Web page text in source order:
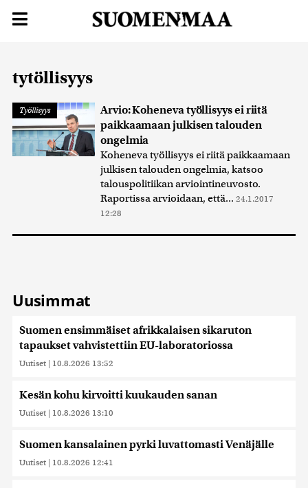
tytöllisyys
Työllisyys
Arvio: Koheneva työllisyys ei riitä
paikkaamaan julkisen talouden
ongelmia
Koheneva työllisyys ei riitä paikkaamaan
julkisen talouden ongelmia, katsoo
talouspolitiikan arviointineuvosto.
Raportissa arvioidaan, että... 24.1.2017
12:28
Uusimmat
Suomen ensimmäiset afrikkalaisen sikaruton
tapaukset vahvistettiin EU-laboratoriossa
Uutiset | 10.8.2026 13:52
Kesän kohu kirvoitti kuukauden sanan
Uutiset | 10.8.2026 13:10
Suomen kansalainen pyrki luvattomasti Venäjälle
Uutiset | 10.8.2026 12:41